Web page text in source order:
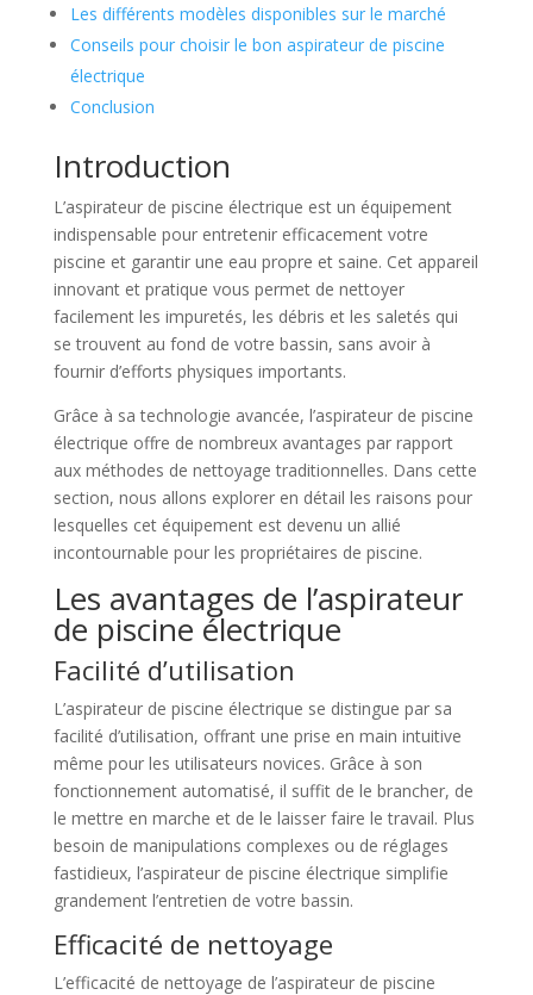
Les différents modèles disponibles sur le marché
Conseils pour choisir le bon aspirateur de piscine
électrique
Conclusion
Introduction
L’aspirateur de piscine électrique est un équipement
indispensable pour entretenir efficacement votre
piscine et garantir une eau propre et saine. Cet appareil
innovant et pratique vous permet de nettoyer
facilement les impuretés, les débris et les saletés qui
se trouvent au fond de votre bassin, sans avoir à
fournir d’efforts physiques importants.
Grâce à sa technologie avancée, l’aspirateur de piscine
électrique offre de nombreux avantages par rapport
aux méthodes de nettoyage traditionnelles. Dans cette
section, nous allons explorer en détail les raisons pour
lesquelles cet équipement est devenu un allié
incontournable pour les propriétaires de piscine.
Les avantages de l’aspirateur
de piscine électrique
Facilité d’utilisation
L’aspirateur de piscine électrique se distingue par sa
facilité d’utilisation, offrant une prise en main intuitive
même pour les utilisateurs novices. Grâce à son
fonctionnement automatisé, il suffit de le brancher, de
le mettre en marche et de le laisser faire le travail. Plus
besoin de manipulations complexes ou de réglages
fastidieux, l’aspirateur de piscine électrique simplifie
grandement l’entretien de votre bassin.
Efficacité de nettoyage
L’efficacité de nettoyage de l’aspirateur de piscine